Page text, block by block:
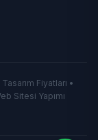
Fiyatları •
Sitesi Yapımı